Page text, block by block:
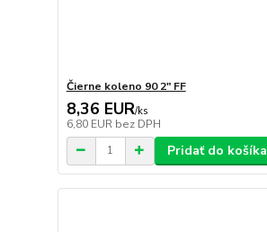
Čierne koleno 90 2" FF
8,36 EUR/ks
6,80 EUR bez DPH
Pridať do košíka